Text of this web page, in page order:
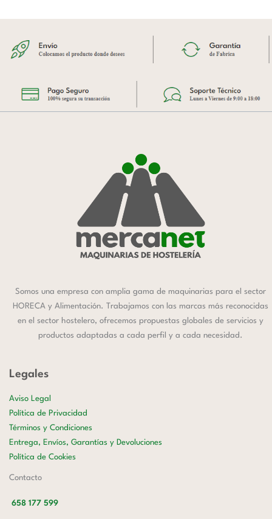
Somos una empresa con amplia gama de maquinarias para el sector
HORECA y Alimentación. Trabajamos con las marcas más reconocidas
en el sector hostelero, ofrecemos propuestas globales de servicios y
productos adaptadas a cada perfil y a cada necesidad.
Legales
Aviso Legal
Política de Privacidad
Términos y Condiciones
Entrega, Envíos, Garantías y Devoluciones
Política de Cookies
Contacto
658 177 599